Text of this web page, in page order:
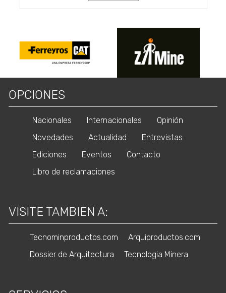
OPCIONES
Nacionales Internacionales
Opinión
Novedades
Actualidad
Entrevistas
Ediciones
Eventos
Contacto
Libro de reclamaciones
VISITE TAMBIEN A:
Tecnominproductos.com
Arquiproductos.com
Dossier de Arquitectura
Tecnologia Minera